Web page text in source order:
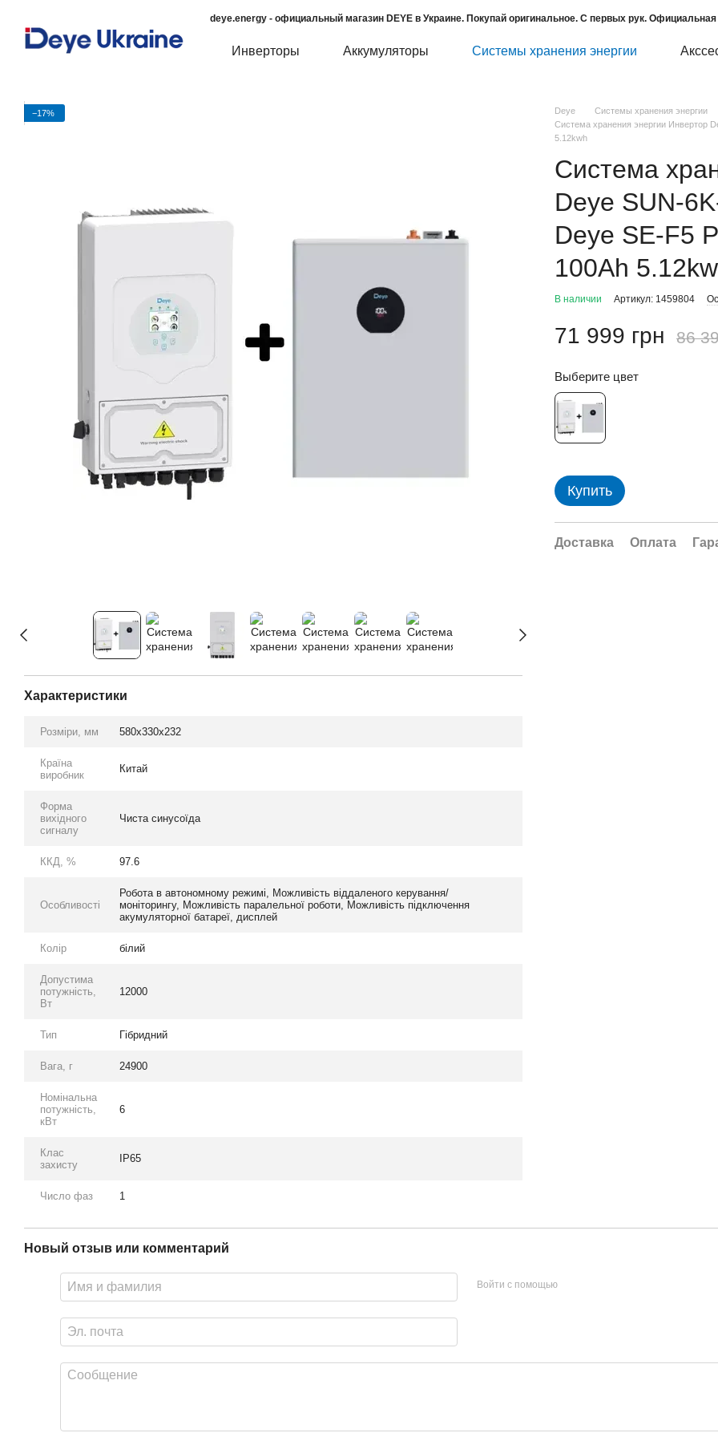
deye.energy - официальный магазин DEYE в Украине. Покупай оригинальное. С первых рук. Официальная
Инверторы Аккумуляторы Системы хранения энергии
−17%
Характеристики
Розміри, мм 580x330x232
Країна
виробник
Китай
Форма
вихідного
сигналу
Чиста синусоїда
ККД, % 97.6
Особливості
Робота в автономному режимі, Можливість віддаленого керування/
моніторингу, Можливість паралельної роботи, Можливість підключення
акумуляторної батареї, дисплей
Колір білий
Допустима
потужність,
Вт
12000
Тип Гібридний
Вага, г 24900
Номінальна
потужність,
кВт
6
Клас
захисту
IP65
Число фаз 1
Deye
Системы хранения энергии
Система хранения энергии Инвертор
5.12kwh
Система
Deye SUN-
Deye SE-F5
100Ah
В наличии Артикул: 1459804
71 999 грн 86
Выберите цвет
Купить
Доставка Оплата
Новый отзыв или комментарий
Войти с помощью